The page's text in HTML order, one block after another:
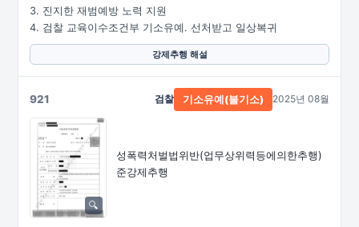
진지한 재범예방 노력 지원
검찰 교육이수조건부 기소유예. 선처받고 일상복귀
강제추행 해설
921
성폭력처벌법위반(업무상위력등에의한추행)
준강제추행
검찰 기소유예(불기소) 2025년 08월